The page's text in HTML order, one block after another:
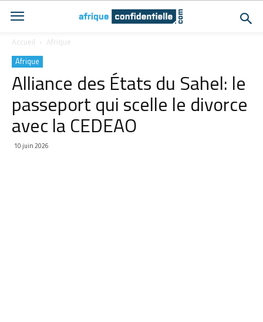
Accueil Afrique
Afrique
Alliance des États du Sahel: le
passeport qui scelle le divorce
avec la CEDEAO
10 juin 2026